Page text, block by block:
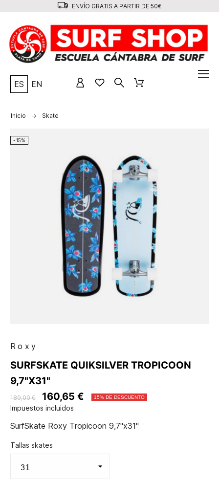
ENVÍO GRATIS A PARTIR DE 50€
ES EN
Inicio Skate
-15%
Roxy
SURFSKATE QUIKSILVER TROPICOON
9,7"X31"
189,00 € 160,65 € 15% DE DESCUENTO
Impuestos incluidos
SurfSkate Roxy Tropicoon 9,7"x31"
Tallas skates